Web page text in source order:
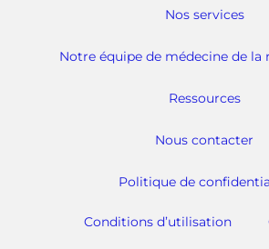
Nos services
Notre équipe de médecine de
Ressources
Nous contacter
Politique de
Conditions d’utilisation